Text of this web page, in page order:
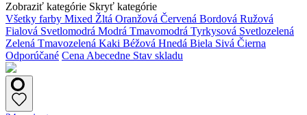
Zobraziť kategórie Skryť kategórie
Všetky farby Mixed Žltá Oranžová Červená Bordová Ružová
Fialová Svetlomodrá Modrá Tmavomodrá Tyrkysová Svetlozelená
Zelená Tmavozelená Kaki Béžová Hnedá Biela Sivá Čierna
Odporúčané Cena Abecedne Stav skladu